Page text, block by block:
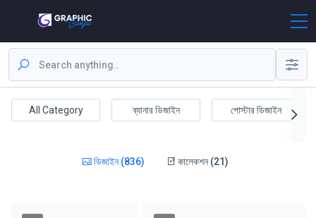
All Category ব্যানার ডিজাইন পোস্টার ডিজাইন
ডিজাইন (836) কালেকশন (21)